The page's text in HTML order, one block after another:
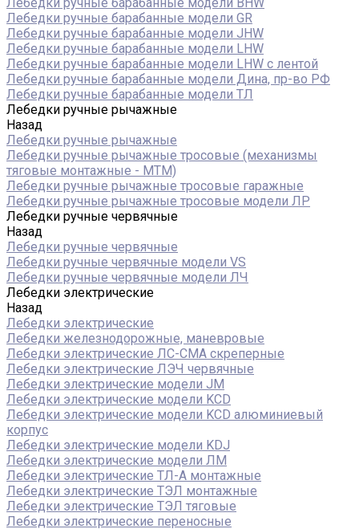
Лебедки ручные барабанные модели GR
Лебедки ручные барабанные модели JHW
Лебедки ручные барабанные модели LHW
Лебедки ручные барабанные модели LHW c лентой
Лебедки ручные барабанные модели Дина, пр-во РФ
Лебедки ручные барабанные модели ТЛ
Лебедки ручные рычажные
Назад
Лебедки ручные рычажные
Лебедки ручные рычажные тросовые (механизмы
тяговые монтажные - МТМ)
Лебедки ручные рычажные тросовые гаражные
Лебедки ручные рычажные тросовые модели ЛР
Лебедки ручные червячные
Назад
Лебедки ручные червячные
Лебедки ручные червячные модели VS
Лебедки ручные червячные модели ЛЧ
Лебедки электрические
Назад
Лебедки электрические
Лебедки железнодорожные, маневровые
Лебедки электрические ЛС-СМА скреперные
Лебедки электрические ЛЭЧ червячные
Лебедки электрические модели JM
Лебедки электрические модели KCD
Лебедки электрические модели KCD алюминиевый
корпус
Лебедки электрические модели KDJ
Лебедки электрические модели ЛМ
Лебедки электрические ТЛ-А монтажные
Лебедки электрические ТЭЛ монтажные
Лебедки электрические ТЭЛ тяговые
Лебедки электрические переносные